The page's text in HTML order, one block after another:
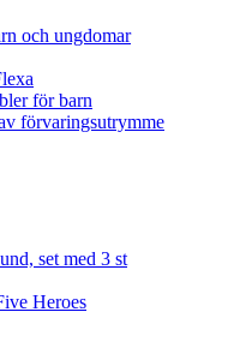
och ungdomar
för barn
förvaringsutrymme
set med 3 st
Heroes